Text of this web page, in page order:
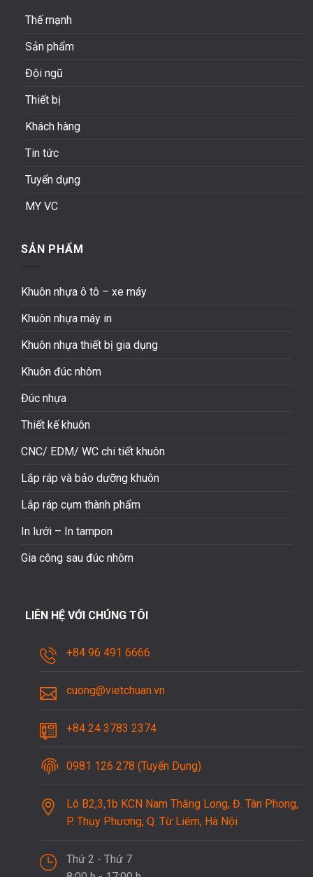
Thế mạnh
Sản phẩm
Đội ngũ
Thiết bị
Khách hàng
Tin tức
Tuyển dụng
MY VC
SẢN PHẨM
Khuôn nhựa ô tô – xe máy
Khuôn nhựa máy in
Khuôn nhựa thiết bị gia dụng
Khuôn đúc nhôm
Đúc nhựa
Thiết kế khuôn
CNC/ EDM/ WC chi tiết khuôn
Lắp ráp và bảo dưỡng khuôn
Lắp ráp cụm thành phẩm
In lưới – In tampon
Gia công sau đúc nhôm
LIÊN HỆ VỚI CHÚNG TÔI
+84 96 491 6666
cuong@vietchuan.vn
+84 24 3783 2374
0981 126 278 (Tuyển Dụng)
Lô B2,3,1b KCN Nam Thăng Long, Đ. Tân Phong,
P. Thụy Phương, Q. Từ Liêm, Hà Nội
Thứ 2 - Thứ 7